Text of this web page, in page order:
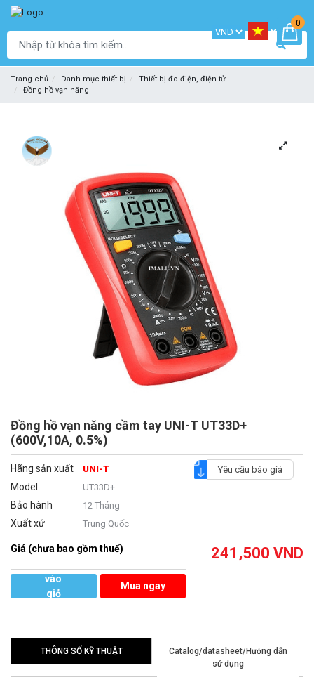
0
Trang chủ Danh mục thiết bị
Thiết bị đo điện, điện tử
Đồng hồ vạn năng
Đồng hồ vạn năng cầm tay UNI-T UT33D+
(600V,10A, 0.5%)
Hãng sản xuất UNI-T
Model UT33D+
Bảo hành 12 Tháng
Xuất xứ Trung Quốc
Yêu cầu báo giá
Giá (chưa bao gồm thuế) 241,500 VND
vào
giỏ
Mua ngay
THÔNG SỐ KỸ THUẬT
Catalog/datasheet/Hướng dẫn
sử dụng